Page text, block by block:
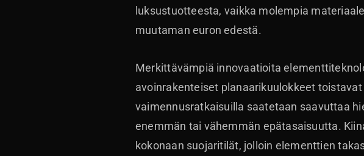
luksustuotteesta, vaikka molempia
muutaman euron edestä.
Merkittävämpiä innovaatioita
avoinrakenteiset planaarikuulokkeet
vaimennusratkaisuilla saatetaan saavuttaa
enemmän tai vähemmän epätasaisuutta.
kokonaan suojaritilät, jolloin elementtien